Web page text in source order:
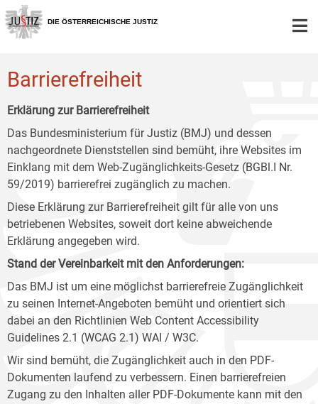
Zur
Hauptnavigation
[1]
Zum
Inhalt
[2]
Zum
Untermenü
[3]
DIE ÖSTERREICHISCHE JUSTIZ
Barrierefreiheit
Erklärung zur Barrierefreiheit
Das Bundesministerium für Justiz (BMJ) und dessen
nachgeordnete Dienststellen sind bemüht, ihre Websites im
Einklang mit dem Web-Zugänglichkeits-Gesetz (BGBl.I Nr.
59/2019) barrierefrei zugänglich zu machen.
Diese Erklärung zur Barrierefreiheit gilt für alle von uns
betriebenen Websites, soweit dort keine abweichende
Erklärung angegeben wird.
Stand der Vereinbarkeit mit den Anforderungen:
Das BMJ ist um eine möglichst barrierefreie Zugänglichkeit
zu seinen Internet-Angeboten bemüht und orientiert sich
dabei an den Richtlinien Web Content Accessibility
Guidelines 2.1 (WCAG 2.1) WAI / W3C.
Wir sind bemüht, die Zugänglichkeit auch in den PDF-
Dokumenten laufend zu verbessern. Einen barrierefreien
Zugang zu den Inhalten aller PDF-Dokumente kann mit den